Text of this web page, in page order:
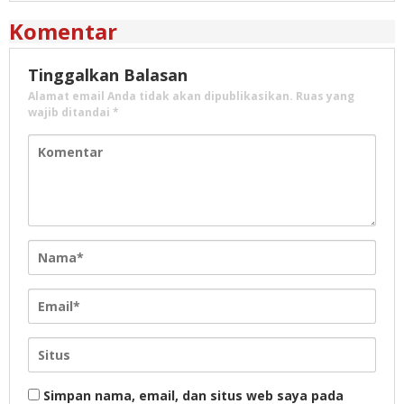
Komentar
Tinggalkan Balasan
Alamat email Anda tidak akan dipublikasikan. Ruas yang
wajib ditandai *
Simpan nama, email, dan situs web saya pada